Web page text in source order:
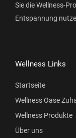
Sie die Wellness-
Entspannung
Wellness Links
Startseite
Wellness Oase
Wellness Produkte
Über uns